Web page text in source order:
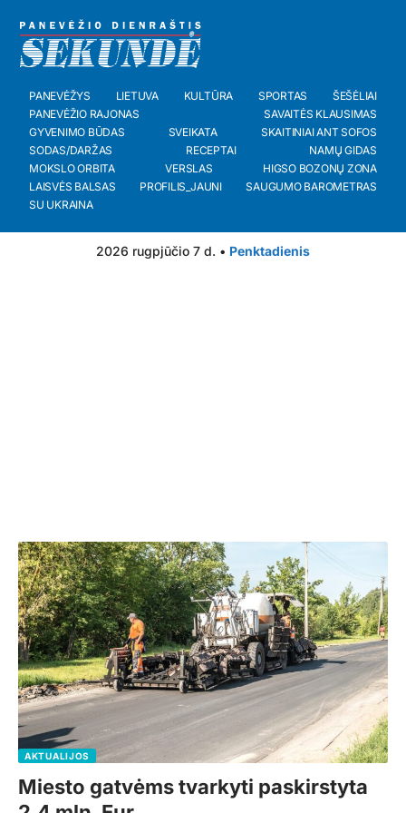
PANEVĖŽYS LIETUVA KULTŪRA SPORTAS
ŠEŠĖLIAI
PANEVĖŽIO RAJONAS
SAVAITĖS KLAUSIMAS
GYVENIMO BŪDAS
SVEIKATA
SKAITINIAI ANT SOFOS
SODAS/DARŽAS
RECEPTAI
NAMŲ GIDAS
MOKSLO ORBITA
VERSLAS
HIGSO BOZONŲ ZONA
LAISVĖS BALSAS
PROFILIS_JAUNI
SAUGUMO BAROMETRAS
SU UKRAINA
2026 rugpjūčio 7 d. • Penktadienis
AKTUALIJOS
Miesto gatvėms tvarkyti paskirstyta